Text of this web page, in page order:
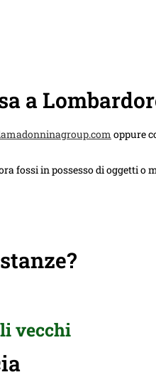
a
oppure
fossi in possesso di oggetti o
vecchi